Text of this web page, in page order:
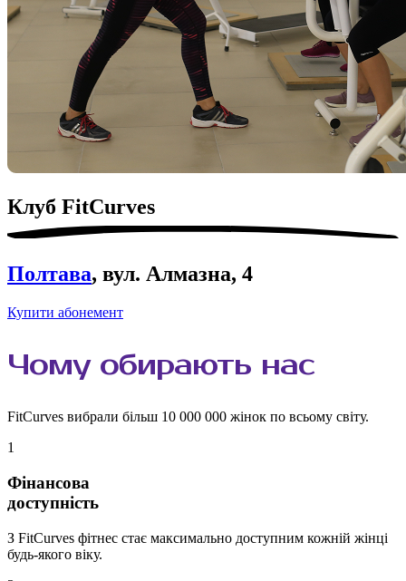
Клуб FitСurves
Полтава, вул. Алмазна, 4
Купити абонемент
Чому обирають нас
FitCurves вибрали більш 10 000 000 жінок по всьому світу.
1
Фінансова
доступність
З FitCurves фітнес стає максимально доступним кожній жінці
будь-якого віку.